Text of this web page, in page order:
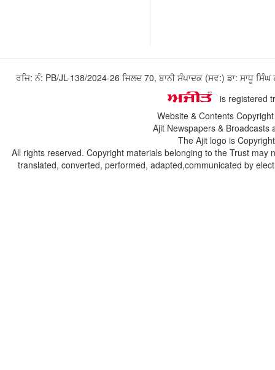
ਰਜਿ: ਨੰ: PB/JL-138/2024-26 ਜਿਲਦ 70, ਬਾਨੀ ਸੰਪਾਦਕ (ਸਵ:) ਡਾ: ਸਾਧੂ
is registered
Website & Contents
Ajit Newspapers &
The Ajit logo is
All rights reserved. Copyright materials belonging to the Trust
translated, converted, performed, adapted,communicated by